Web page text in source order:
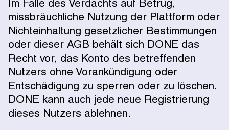
Im Falle des Verdachts auf Betrug,
missbräuchliche Nutzung der Plattform oder
Nichteinhaltung gesetzlicher Bestimmungen
oder dieser AGB behält sich DONE das
Recht vor, das Konto des betreffenden
Nutzers ohne Vorankündigung oder
Entschädigung zu sperren oder zu löschen.
DONE kann auch jede neue Registrierung
dieses Nutzers ablehnen.